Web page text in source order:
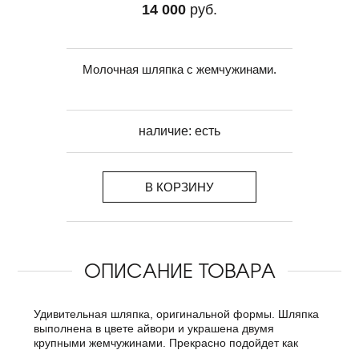
Молочная шляпка с жемчужинами.
наличие: есть
14 000руб.
В КОРЗИНУ
ОПИСАНИЕ ТОВАРА
Удивительная шляпка, оригинальной формы. Шляпка
выполнена в цвете айвори и украшена двумя
крупными жемчужинами. Прекрасно подойдет как